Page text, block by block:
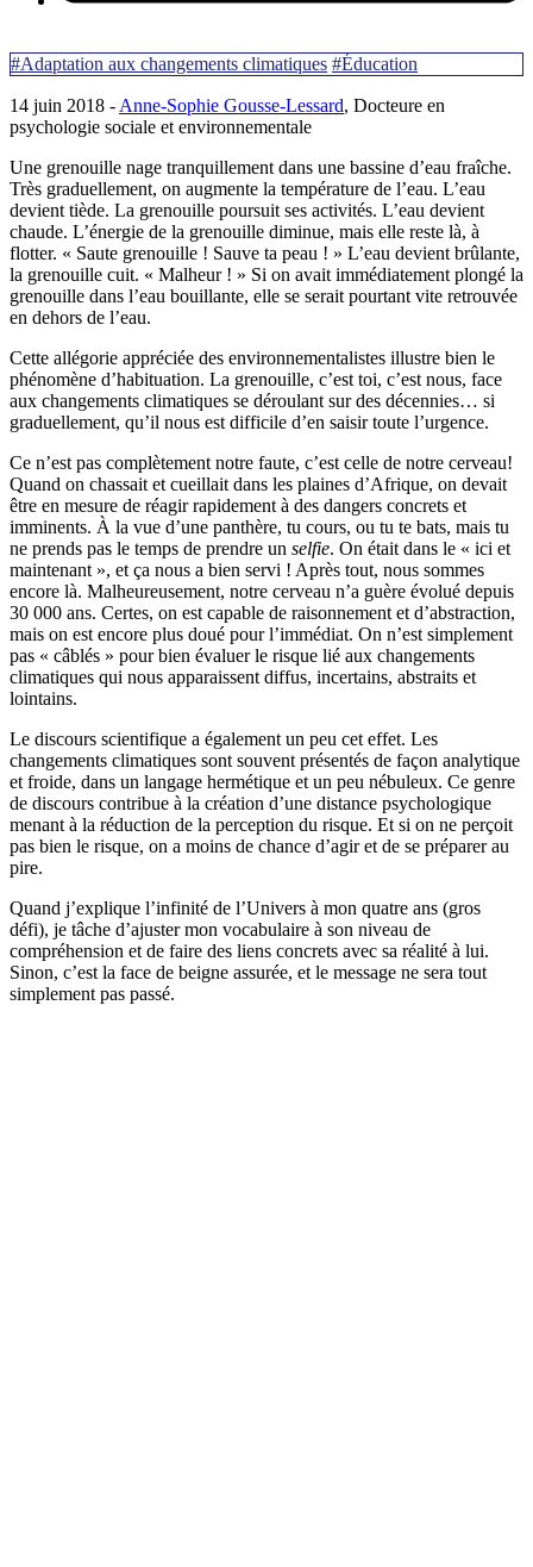
#Adaptation aux changements climatiques #Éducation
14 juin 2018 - Anne-Sophie Gousse-Lessard, Docteure en
psychologie sociale et environnementale
Une grenouille nage tranquillement dans une bassine d’eau fraîche.
Très graduellement, on augmente la température de l’eau. L’eau
devient tiède. La grenouille poursuit ses activités. L’eau devient
chaude. L’énergie de la grenouille diminue, mais elle reste là, à
flotter. « Saute grenouille ! Sauve ta peau ! » L’eau devient brûlante,
la grenouille cuit. « Malheur ! » Si on avait immédiatement plongé la
grenouille dans l’eau bouillante, elle se serait pourtant vite retrouvée
en dehors de l’eau.
Cette allégorie appréciée des environnementalistes illustre bien le
phénomène d’habituation. La grenouille, c’est toi, c’est nous, face
aux changements climatiques se déroulant sur des décennies… si
graduellement, qu’il nous est difficile d’en saisir toute l’urgence.
Ce n’est pas complètement notre faute, c’est celle de notre cerveau!
Quand on chassait et cueillait dans les plaines d’Afrique, on devait
être en mesure de réagir rapidement à des dangers concrets et
imminents. À la vue d’une panthère, tu cours, ou tu te bats, mais tu
ne prends pas le temps de prendre un selfie. On était dans le « ici et
maintenant », et ça nous a bien servi ! Après tout, nous sommes
encore là. Malheureusement, notre cerveau n’a guère évolué depuis
30 000 ans. Certes, on est capable de raisonnement et d’abstraction,
mais on est encore plus doué pour l’immédiat. On n’est simplement
pas « câblés » pour bien évaluer le risque lié aux changements
climatiques qui nous apparaissent diffus, incertains, abstraits et
lointains.
Le discours scientifique a également un peu cet effet. Les
changements climatiques sont souvent présentés de façon analytique
et froide, dans un langage hermétique et un peu nébuleux. Ce genre
de discours contribue à la création d’une distance psychologique
menant à la réduction de la perception du risque. Et si on ne perçoit
pas bien le risque, on a moins de chance d’agir et de se préparer au
pire.
Quand j’explique l’infinité de l’Univers à mon quatre ans (gros
défi), je tâche d’ajuster mon vocabulaire à son niveau de
compréhension et de faire des liens concrets avec sa réalité à lui.
Sinon, c’est la face de beigne assurée, et le message ne sera tout
simplement pas passé.